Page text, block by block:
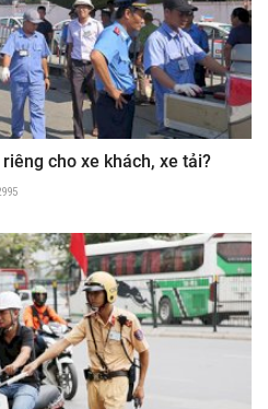
cho xe khách, xe tải?